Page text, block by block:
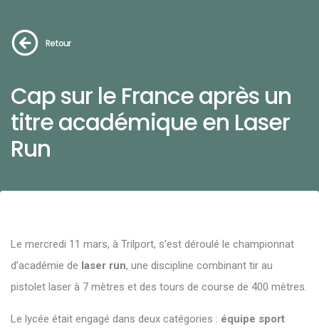
Retour
Cap sur le France après un
titre académique en Laser
Run
Le mercredi 11 mars, à Trilport, s’est déroulé le championnat
d’académie de laser run, une discipline combinant tir au
pistolet laser à 7 mètres et des tours de course de 400 mètres.
Le lycée était engagé dans deux catégories : équipe sport